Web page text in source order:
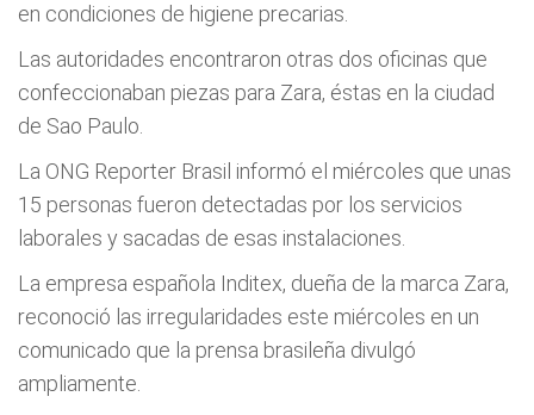
en condiciones de higiene precarias.
Las autoridades encontraron otras dos oficinas que
confeccionaban piezas para Zara, éstas en la ciudad
de Sao Paulo.
La ONG Reporter Brasil informó el miércoles que unas
15 personas fueron detectadas por los servicios
laborales y sacadas de esas instalaciones.
La empresa española Inditex, dueña de la marca Zara,
reconoció las irregularidades este miércoles en un
comunicado que la prensa brasileña divulgó
ampliamente.